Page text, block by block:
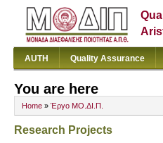
AUTH Quality Assurance
You are here
Home » Έργο ΜΟ.ΔΙ.Π.
Research Projects